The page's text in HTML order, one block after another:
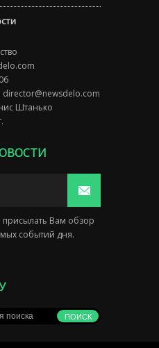
director@newsdelo.com
Штанько
Вам обзор
событий дня.